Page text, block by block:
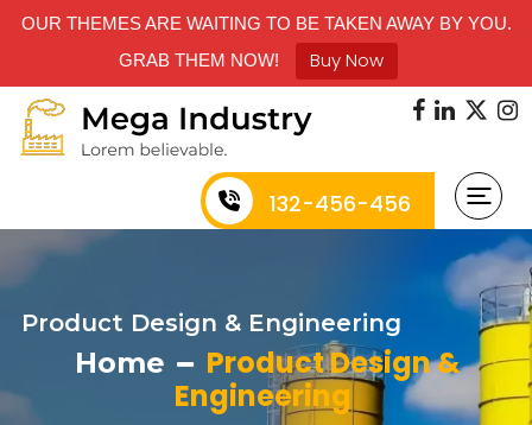
OUR THEMES ARE WAITING TO BE TAKEN AWAY BY YOU.
GRAB THEM NOW!
Buy Now
132-456-456
Product Design & Engineering
Home
Product Design &
Engineering